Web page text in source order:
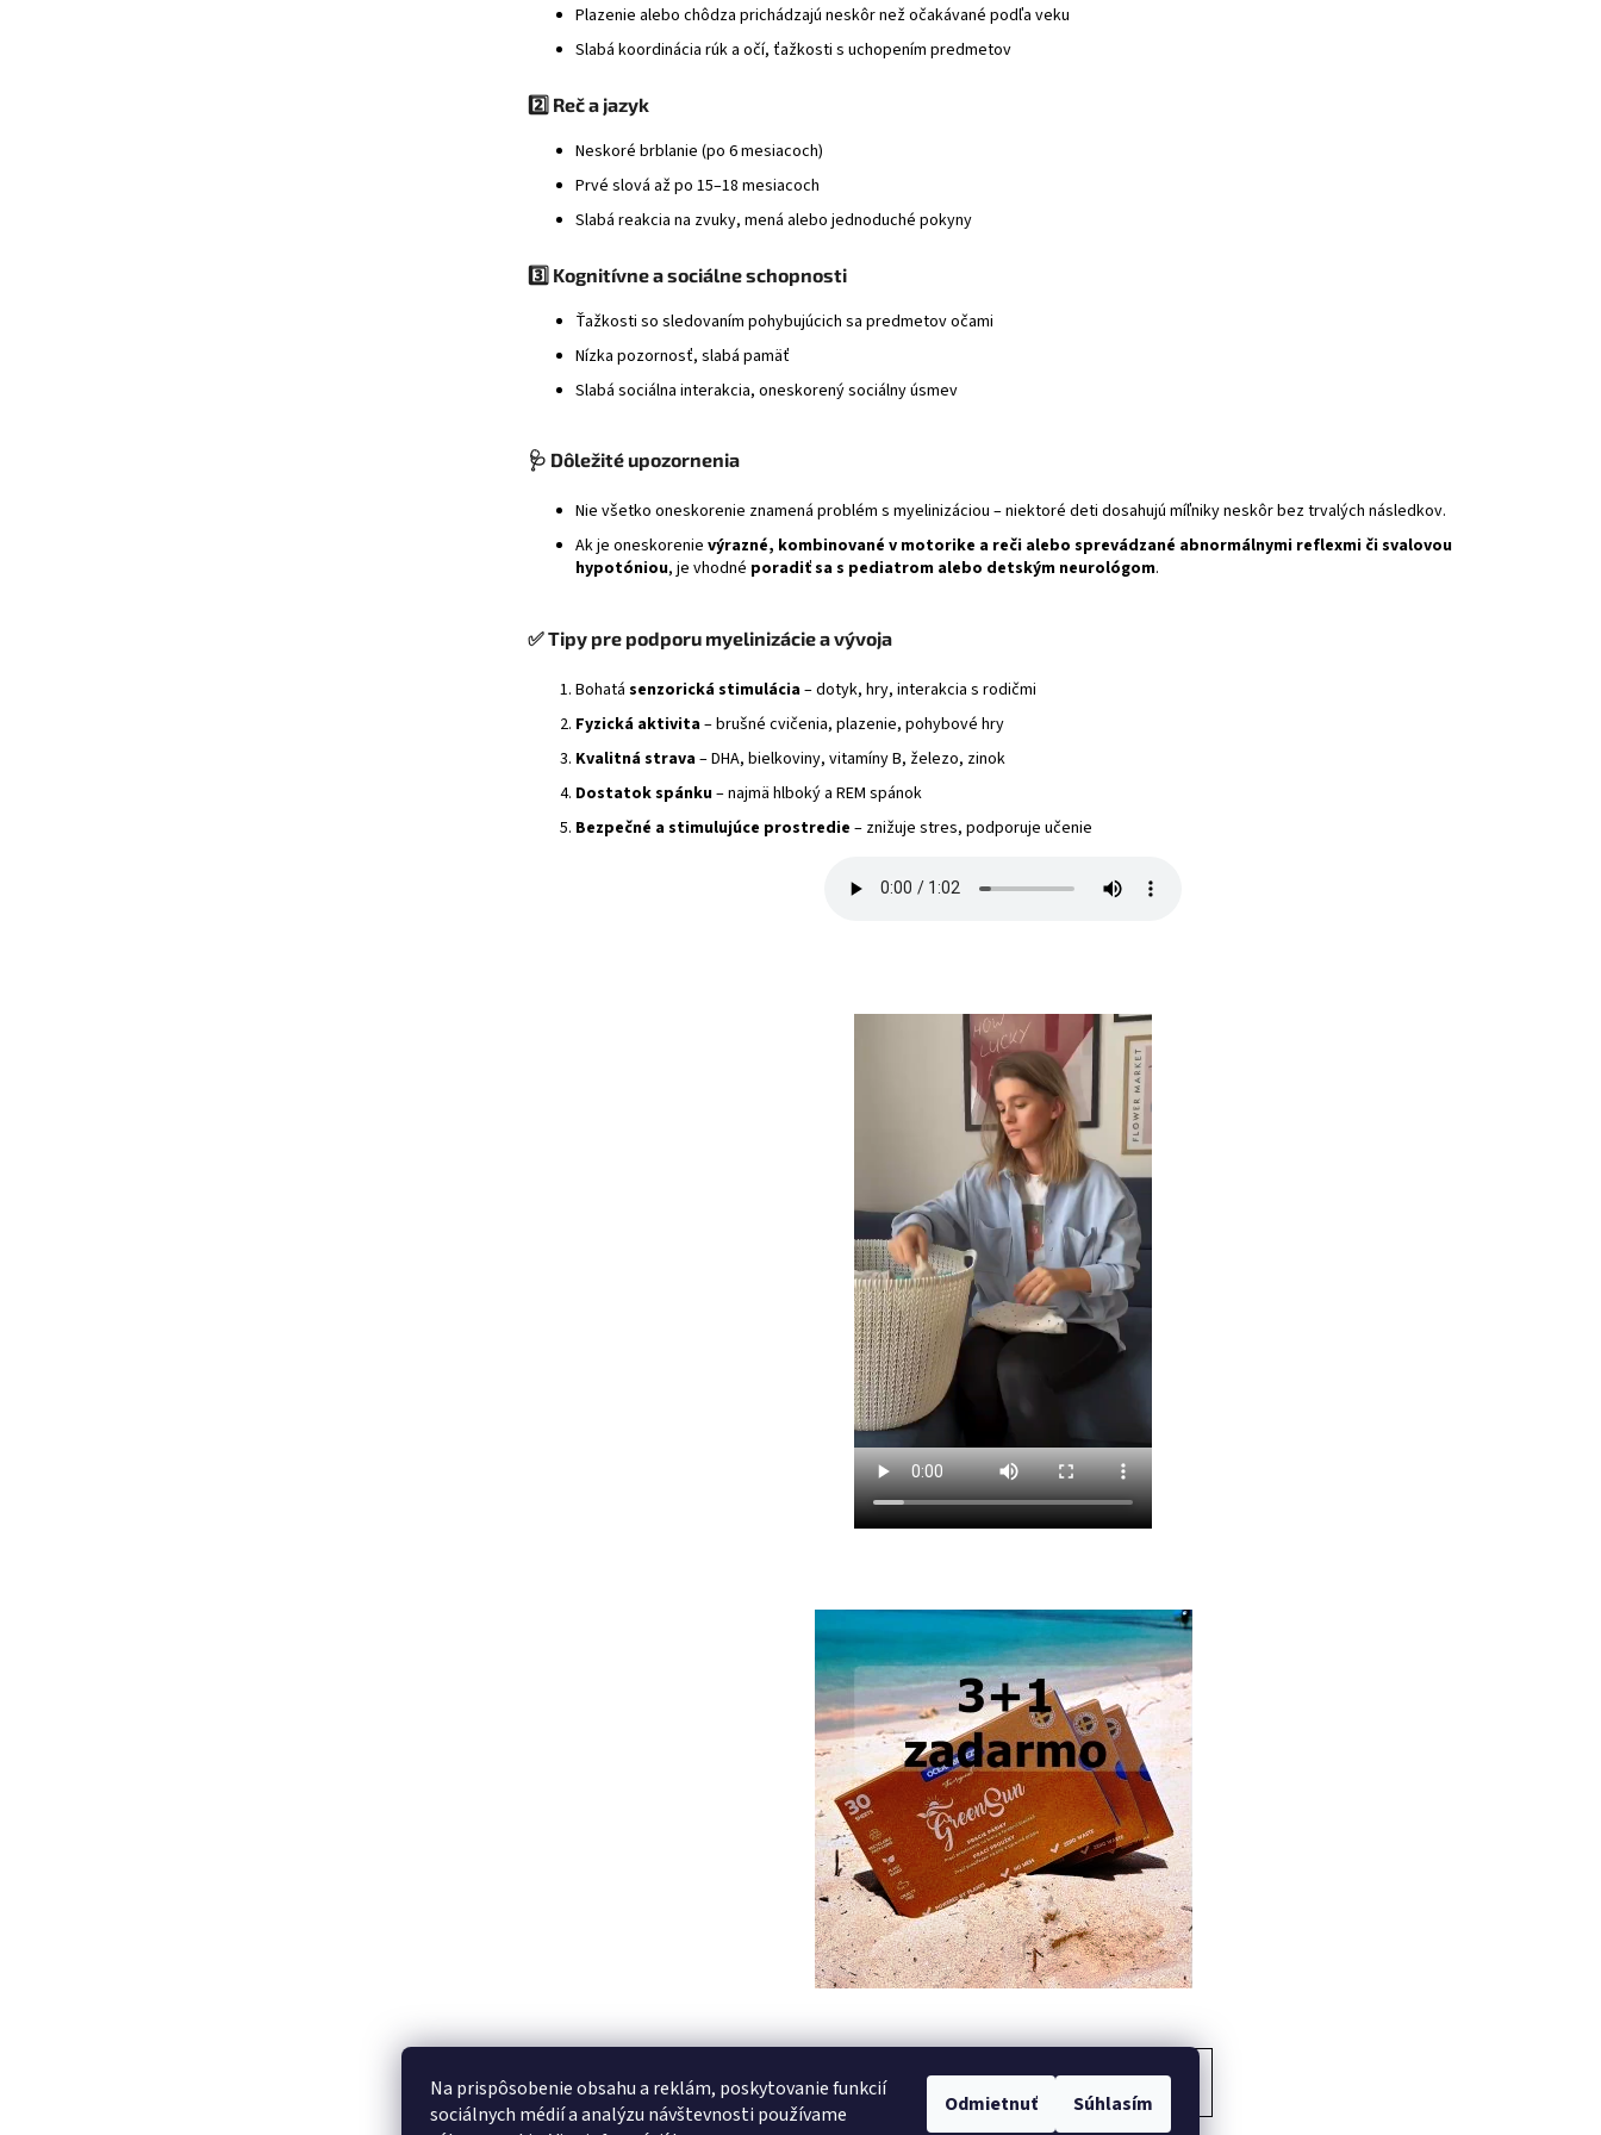
Na prispôsobenie obsahu a reklám, poskytovanie funkcií
sociálnych médií a analýzu návštevnosti používame
Odmietnuť Súhlasím
Plazenie alebo chôdza prichádzajú neskôr než očakávané podľa veku
Slabá koordinácia rúk a očí, ťažkosti s uchopením predmetov
2️⃣ Reč a jazyk
Neskoré brblanie (po 6 mesiacoch)
Prvé slová až po 15–18 mesiacoch
Slabá reakcia na zvuky, mená alebo jednoduché pokyny
3️⃣ Kognitívne a sociálne schopnosti
Ťažkosti so sledovaním pohybujúcich sa predmetov očami
Nízka pozornosť, slabá pamäť
Slabá sociálna interakcia, oneskorený sociálny úsmev
🩺 Dôležité upozornenia
Nie všetko oneskorenie znamená problém s myelinizáciou – niektoré deti dosahujú míľniky neskôr bez trvalých následkov.
Ak je oneskorenie výrazné, kombinované v motorike a reči alebo sprevádzané abnormálnymi reflexmi či svalovou
hypotóniou, je vhodné poradiť sa s pediatrom alebo detským neurológom.
✅Tipy pre podporu myelinizácie a vývoja
Bohatá senzorická stimulácia– dotyk, hry, interakcia s rodičmi
Fyzická aktivita– brušné cvičenia, plazenie, pohybové hry
Kvalitná strava– DHA, bielkoviny, vitamíny B, železo, zinok
Dostatok spánku– najmä hlboký a REM spánok
Bezpečné a stimulujúce prostredie – znižuje stres, podporuje učenie
PREDCHÁDZAJÚCI ČLÁNOK ĎALŠÍ ČLÁNOK